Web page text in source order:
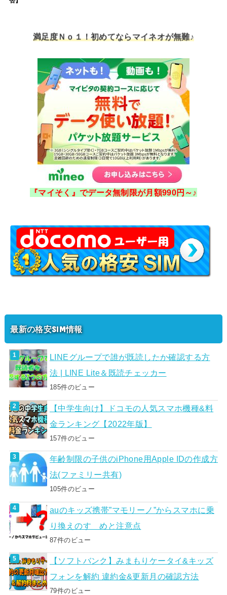
満足度Ｎｏ１！初めてならマイネオが無難♪
『マイそく』でデータ無制限が月額990円～♪
最新の格安SIM情報
LINEグループで誰が既読したか確認する方
法 | LINE Lite＆既読チェッカー
185件のビュー
【中学生向け】ドコモの人気スマホ機種&料
金ランキング【2022年版】
157件のビュー
年齢制限の子供のiPhone用Apple IDの作成方
法(ファミリー共有)
105件のビュー
auのキッズ携帯”マモリーノ”からスマホに乗
り換えのすゝめと注意点
87件のビュー
【ソフトバンク】みまもりケータイ&キッズ
フォンを解約 違約金&更新月の確認方法
79件のビュー